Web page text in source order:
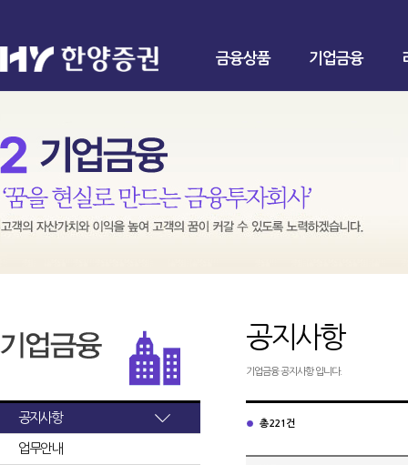
금융상품 기업금융
공지사항
업무안내
공지사항
기업금융 공지사항 입니다.
총 221건